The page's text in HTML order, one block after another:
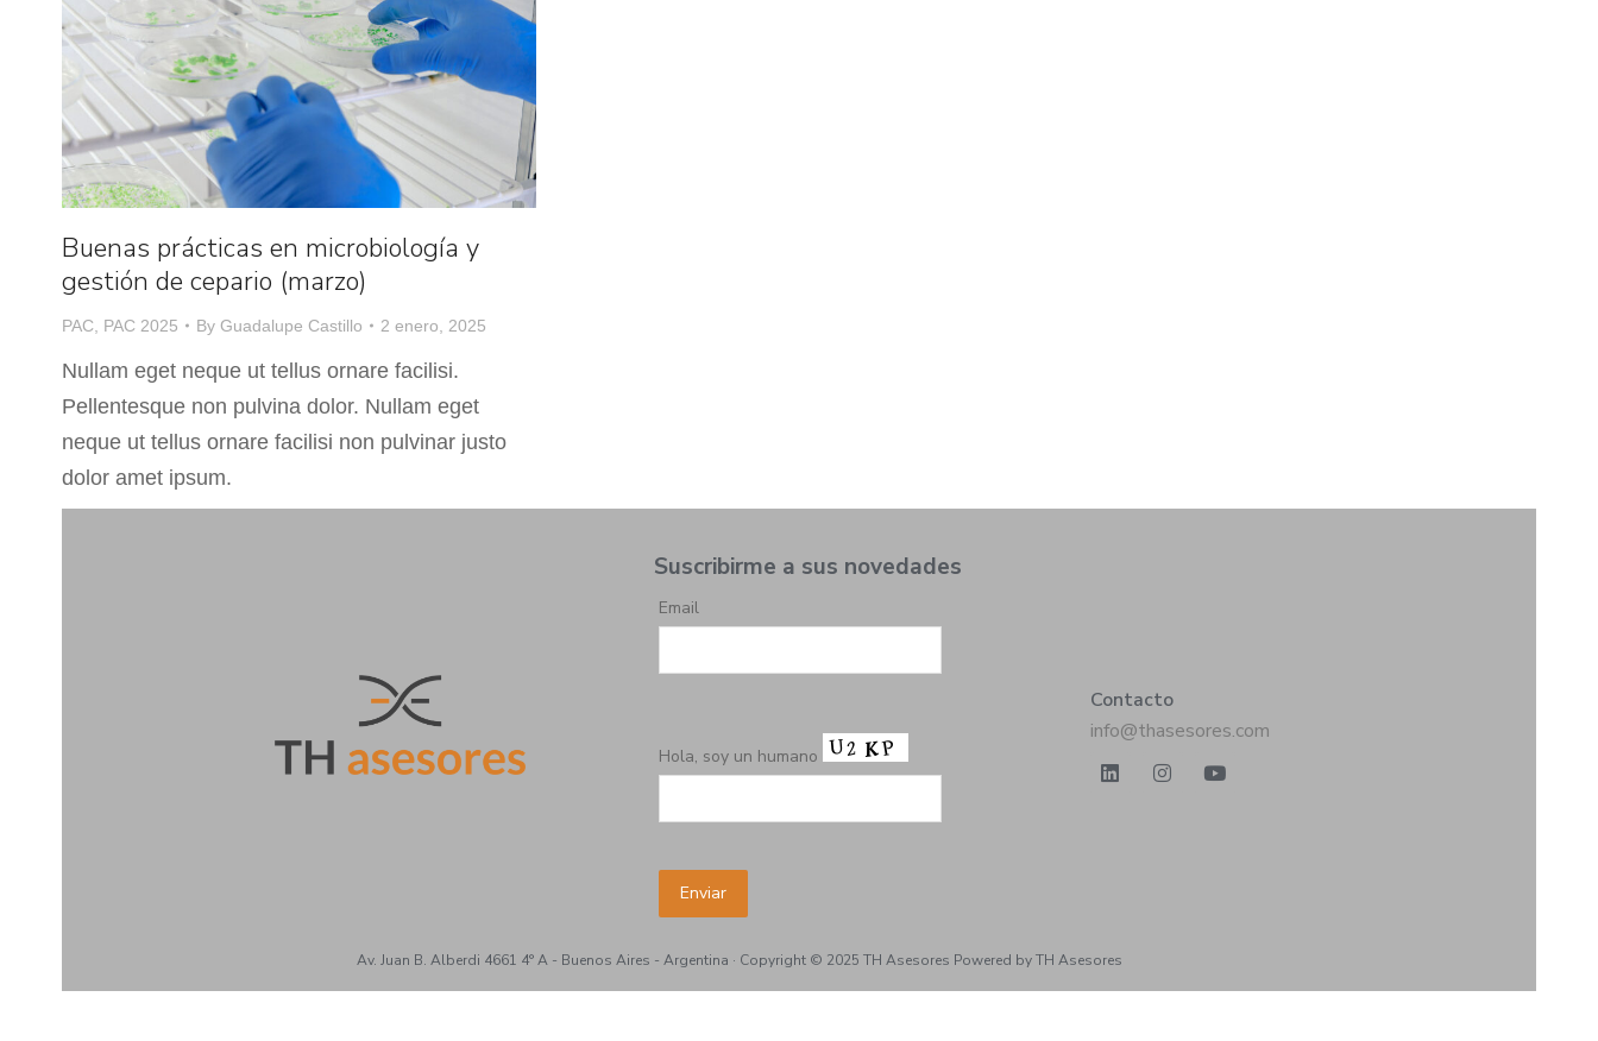
Buenas prácticas en microbiología y
gestión de cepario (marzo)
PAC PAC 2025 By Guadalupe Castillo 2 enero, 2025
Nullam eget neque ut tellus ornare facilisi.
Pellentesque non pulvina dolor. Nullam eget
neque ut tellus ornare facilisi non pulvinar justo
dolor amet ipsum.
Suscribirme a sus novedades
Email
Hola, soy un humano
Contacto
info@thasesores.com
Av. Juan B. Alberdi 4661 4° A - Buenos Aires - Argentina · Copyright © 2025 TH Asesores Powered by TH Asesores